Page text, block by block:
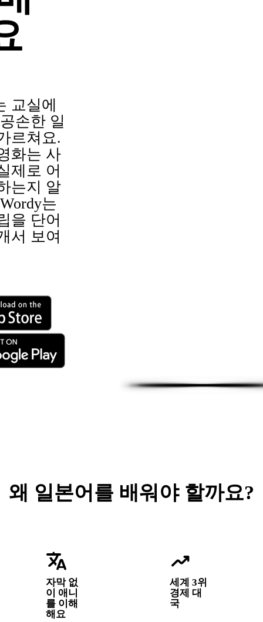
교실에
손한 일
르쳐요.
화는 사
제로 어
는지 알
는
을 단어
서 보여
왜 일본어를 배워야 할까요?
translate
자막 없
이 애니
를 이해
해요
trending_up
세계 3위
경제 대
국